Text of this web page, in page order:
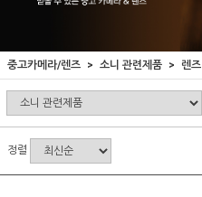
중고카메라/렌즈 소니 관련제품 렌즈
정렬